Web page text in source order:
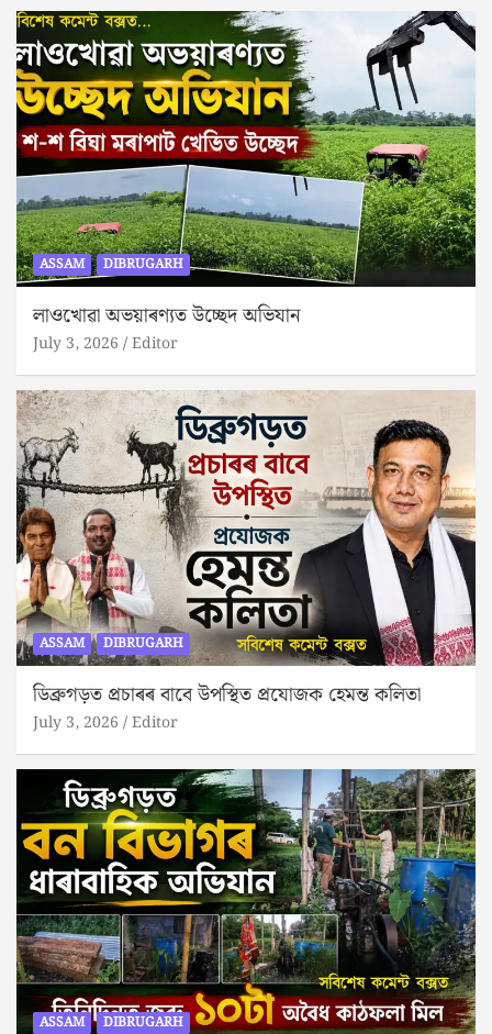
ASSAM DIBRUGARH
লাওখোৱা অভয়াৰণ্যত উচ্ছেদ অভিযান
July 3, 2026 Editor
ASSAM DIBRUGARH
ডিব্ৰুগড়ত প্ৰচাৰৰ বাবে উপস্থিত প্ৰযোজক হেমন্ত কলিতা
July 3, 2026 Editor
ASSAM DIBRUGARH